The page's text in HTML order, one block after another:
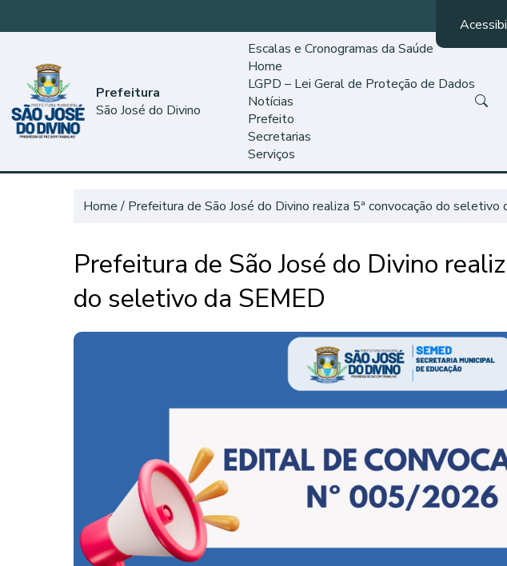
Prefeitura
São José do Divino
Escalas e Cronogramas da Saúde
Home
LGPD – Lei Geral de Proteção de Dados
Notícias
Prefeito
Secretarias
Serviços
Home Prefeitura de São José do Divino realiza 5ª convocação do seletivo
Prefeitura de São José do Divino
do seletivo da SEMED